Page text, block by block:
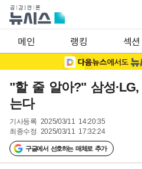
메인 랭킹 섹션
"할 줄 알아?" 삼성
는다
기사등록 2025/03/11 14:20:35
최종수정 2025/03/11 17:32:24
구글에서 선호하는 매체로 추가